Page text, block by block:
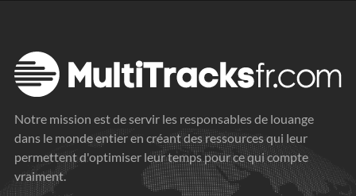
Notre mission est de servir les responsables de louange
dans le monde entier en créant des ressources qui leur
permettent d'optimiser leur temps pour ce qui compte
vraiment.